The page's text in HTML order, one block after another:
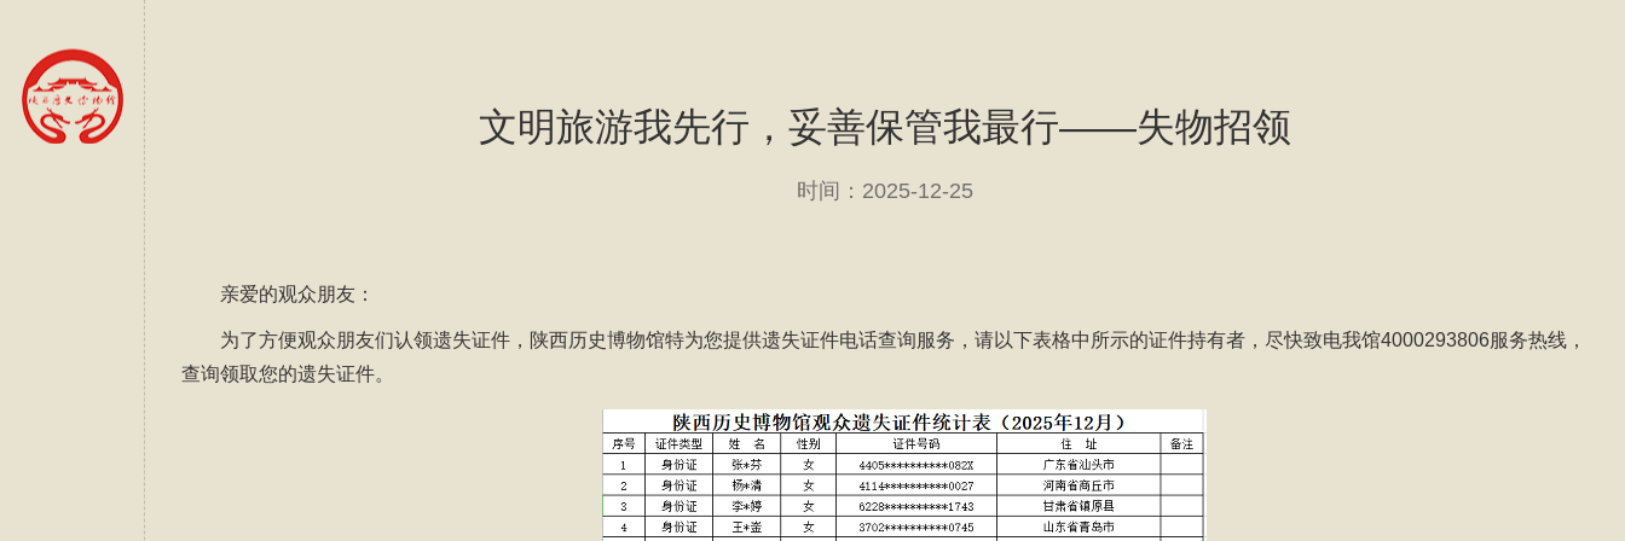
文明旅游我先行，妥善保管我最行——失物招领
时间：2025-12-25
亲爱的观众朋友：
为了方便观众朋友们认领遗失证件，陕西历史博物馆特为您提供遗失证件电话查询服务，请以下表格中所示的证件持有者，尽快致电我馆4000293806服务热线，
查询领取您的遗失证件。